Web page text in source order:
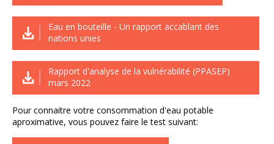
Eau en bouteille - Un rapport accablant des
nations unies
Rapport d'analyse de la vulnérabilité (PPASEP)
mars 2022
Pour connaitre votre consommation d'eau potable
aproximative, vous pouvez faire le test suivant: